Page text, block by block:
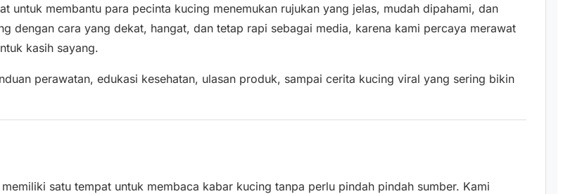
membantu para pecinta kucing menemukan rujukan yang jelas, mudah dipahami, dan
dengan cara yang dekat, hangat, dan tetap rapi sebagai media, karena kami percaya merawat
kasih sayang.
perawatan, edukasi kesehatan, ulasan produk, sampai cerita kucing viral yang sering bikin
satu tempat untuk membaca kabar kucing tanpa perlu pindah pindah sumber. Kami